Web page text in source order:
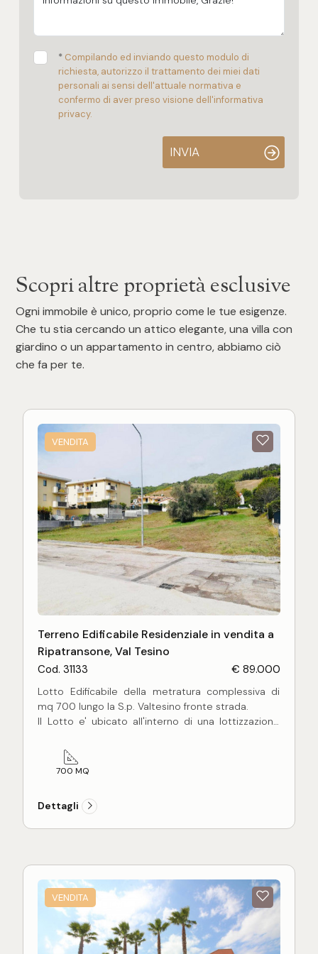
* Compilando ed inviando questo modulo di
richiesta, autorizzo il trattamento dei miei dati
personali ai sensi dell'attuale normativa e
confermo di aver preso visione dell'informativa
privacy.
INVIA
Scopri altre proprietà esclusive
Ogni immobile è unico, proprio come le tue esigenze.
Che tu stia cercando un attico elegante, una villa con
giardino o un appartamento in centro, abbiamo ciò
che fa per te.
VENDITA
Terreno Edificabile Residenziale in vendita a
Ripatransone, Val Tesino
Cod. 31133 € 89.000
Lotto Edificabile della metratura complessiva di
mq 700 lungo la S.p. Valtesino fronte strada.
Il Lotto e' ubicato all'interno di una lottizzazione
L'indice di edificabilità e' pari ad 1,5 pertanto e'
possibile realizzare una costruzione della
Ottima soluzione per realizzare la propria
abitazione indipendente a pochi km dalla fascia
700 MQ
Dettagli
VENDITA